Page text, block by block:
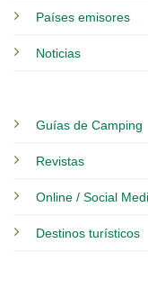
Países emisores
Noticias
Guías de Camping
Revistas
Online / Social
Destinos turísticos